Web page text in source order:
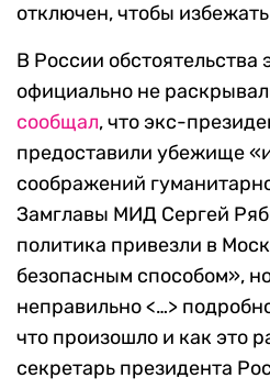
отключен, чтобы
В России обстоятельства
официально не
сообщал, что экс-
предоставили убежище
соображений
Замглавы МИД Сергей
политика привезли в
безопасным способом»,
неправильно <…>
что произошло и как это
секретарь президента